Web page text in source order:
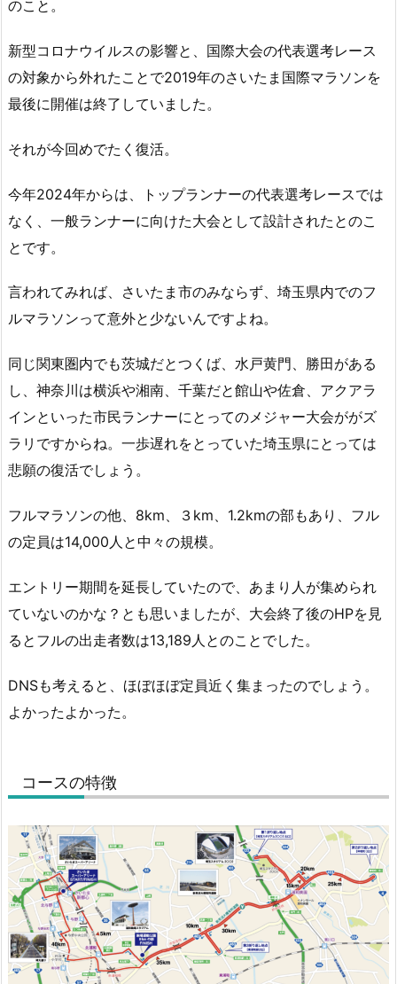
のこと。
新型コロナウイルスの影響と、国際大会の代表選考レース
の対象から外れたことで2019年のさいたま国際マラソンを
最後に開催は終了していました。
それが今回めでたく復活。
今年2024年からは、トップランナーの代表選考レースでは
なく、一般ランナーに向けた大会として設計されたとのこ
とです。
言われてみれば、さいたま市のみならず、埼玉県内でのフ
ルマラソンって意外と少ないんですよね。
同じ関東圏内でも茨城だとつくば、水戸黄門、勝田がある
し、神奈川は横浜や湘南、千葉だと館山や佐倉、アクアラ
インといった市民ランナーにとってのメジャー大会ががズ
ラリですからね。一歩遅れをとっていた埼玉県にとっては
悲願の復活でしょう。
フルマラソンの他、8km、３km、1.2kmの部もあり、フル
の定員は14,000人と中々の規模。
エントリー期間を延長していたので、あまり人が集められ
ていないのかな？とも思いましたが、大会終了後のHPを見
るとフルの出走者数は13,189人とのことでした。
DNSも考えると、ほぼほぼ定員近く集まったのでしょう。
よかったよかった。
コースの特徴